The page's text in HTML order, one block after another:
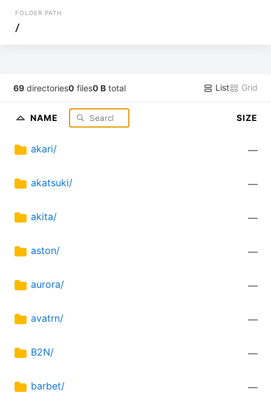
FOLDER PATH
/
69 directories0 files0 B total List Grid
NAME SIZE
akari/ —
akatsuki/ —
akita/ —
aston/ —
aurora/ —
avatrn/ —
B2N/ —
barbet/ —